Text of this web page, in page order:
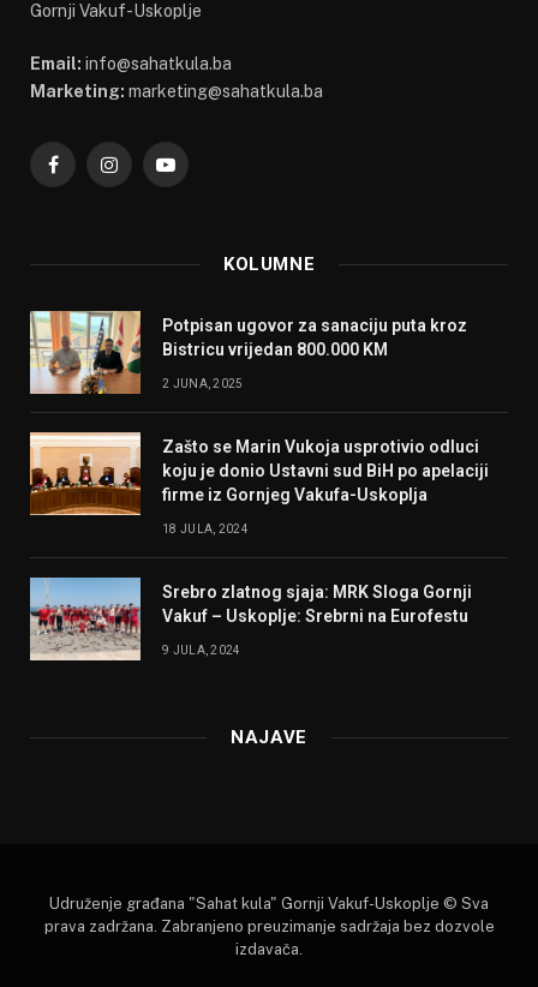
Gornji Vakuf-Uskoplje
Email: info@sahatkula.ba
Marketing: marketing@sahatkula.ba
FacebookInstagramYouTube
KOLUMNE
Potpisan ugovor za sanaciju puta kroz
Bistricu vrijedan 800.000 KM
2 JUNA, 2025
Zašto se Marin Vukoja usprotivio odluci
koju je donio Ustavni sud BiH po apelaciji
firme iz Gornjeg Vakufa-Uskoplja
18 JULA, 2024
Srebro zlatnog sjaja: MRK Sloga Gornji
Vakuf – Uskoplje: Srebrni na Eurofestu
9 JULA, 2024
NAJAVE
Udruženje građana "Sahat kula" Gornji Vakuf-Uskoplje © Sva
prava zadržana. Zabranjeno preuzimanje sadržaja bez dozvole
izdavača.